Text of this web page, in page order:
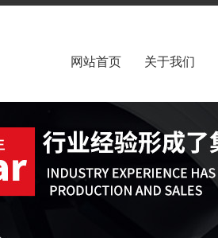
网站首页 关于我们